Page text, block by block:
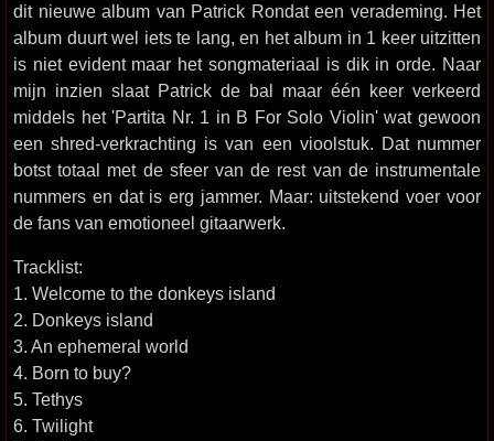
dit nieuwe album van Patrick Rondat een verademing. Het
album duurt wel iets te lang, en het album in 1 keer uitzitten
is niet evident maar het songmateriaal is dik in orde. Naar
mijn inzien slaat Patrick de bal maar één keer verkeerd
middels het 'Partita Nr. 1 in B For Solo Violin' wat gewoon
een shred-verkrachting is van een vioolstuk. Dat nummer
botst totaal met de sfeer van de rest van de instrumentale
nummers en dat is erg jammer. Maar: uitstekend voer voor
de fans van emotioneel gitaarwerk.
Tracklist:
1. Welcome to the donkeys island
2. Donkeys island
3. An ephemeral world
4. Born to buy?
5. Tethys
6. Twilight